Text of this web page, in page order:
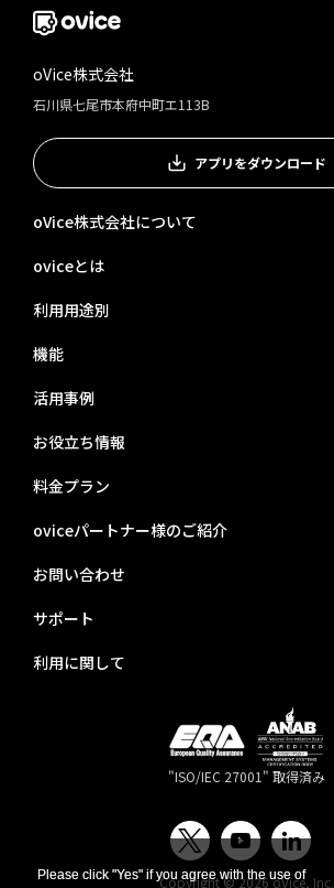
oVice株式会社
石川県七尾市本府中町エ113B
アプリをダウンロード
oVice株式会社について
oviceとは
利用用途別
機能
活用事例
お役立ち情報
料金プラン
oviceパートナー様のご紹介
お問い合わせ
サポート
利用に関して
"ISO/IEC 27001" 取得済み
Copyright © 2026 oVice, Inc.
Please click "Yes" if you agree with the use of
Please click "Yes" if you agree with the use of